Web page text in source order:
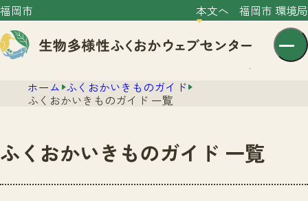
福岡市 本文へ 福岡市 環境局
センター紹介
ホーム ふくおかいきものガイド
ふくおかいきものガイド 一覧
ふくおかいきものガイド 一覧